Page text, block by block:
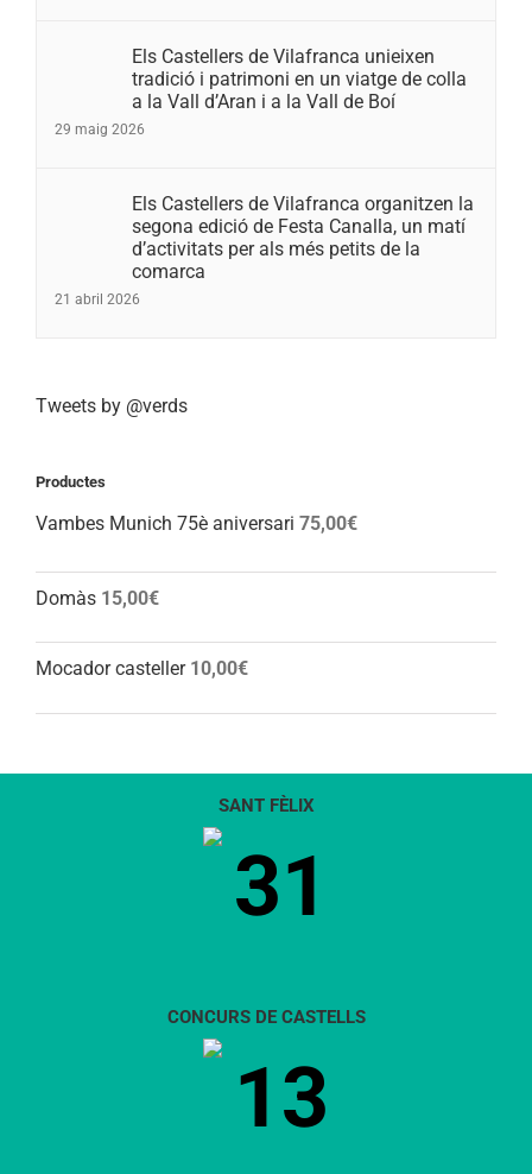
Els Castellers de Vilafranca unieixen
tradició i patrimoni en un viatge de colla
a la Vall d’Aran i a la Vall de Boí
29 maig 2026
Els Castellers de Vilafranca organitzen la
segona edició de Festa Canalla, un matí
d’activitats per als més petits de la
comarca
21 abril 2026
Tweets by @verds
Productes
Vambes Munich 75è aniversari 75,00€
Domàs 15,00€
Mocador casteller 10,00€
SANT FÈLIX
31
CONCURS DE CASTELLS
13